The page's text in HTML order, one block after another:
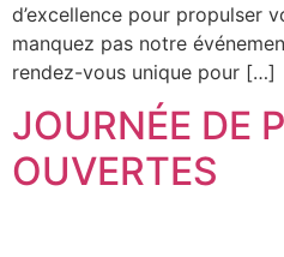
d’excellence pour propulser
manquez pas notre
rendez-vous unique pour […]
JOURNÉE DE
OUVERTES